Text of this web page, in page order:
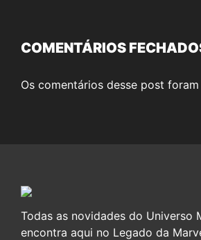
COMENTÁRIOS
Os comentários desse post
Todas as novidades do Universo
encontra aqui no Legado da